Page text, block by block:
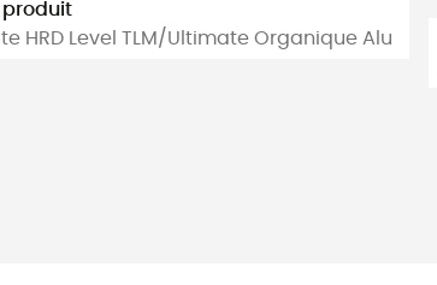
produit
HRD Level TLM/Ultimate Organique Alu